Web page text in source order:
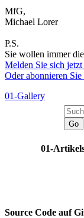
MfG,
Michael Lorer
P.S.
Sie wollen immer
Melden Sie sich
Oder abonnieren
01-Gallery
01-
Source Code auf